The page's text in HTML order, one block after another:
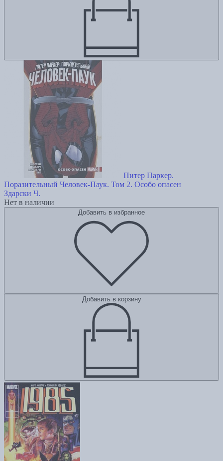
Питер Паркер.
Поразительный Человек-Паук. Том 2. Особо опасен
Здарски Ч.
Нет в наличии
Добавить в избранное
Добавить в корзину